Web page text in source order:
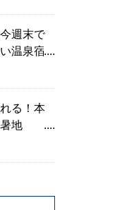
週末で
温泉宿
る！本
地